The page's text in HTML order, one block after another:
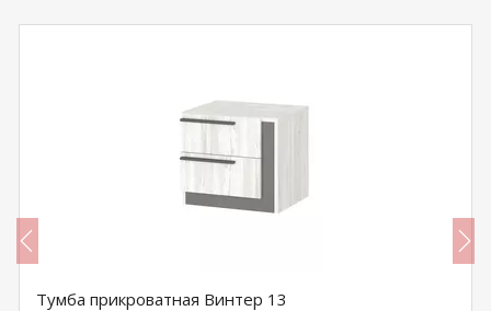
Тумба прикроватная Винтер 13